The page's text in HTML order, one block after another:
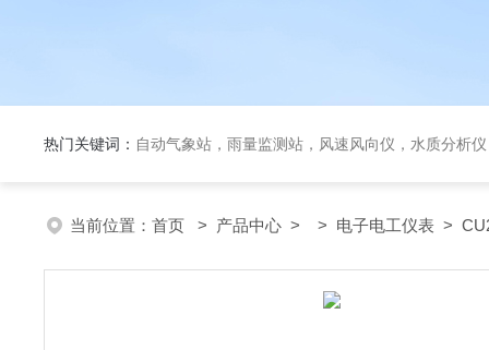
热门关键词： 自动气象站，雨量监测站，风速风向仪，水质分析
当前位置： 首页 > 产品中心 > > 电子电工仪表 >